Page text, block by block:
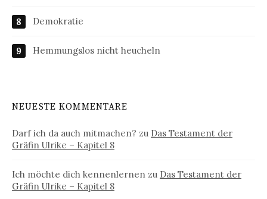
Demokratie
Hemmungslos nicht heucheln
NEUESTE KOMMENTARE
Darf ich da auch mitmachen? zu Das Testament der
Gräfin Ulrike – Kapitel 8
Ich möchte dich kennenlernen zu Das Testament der
Gräfin Ulrike – Kapitel 8